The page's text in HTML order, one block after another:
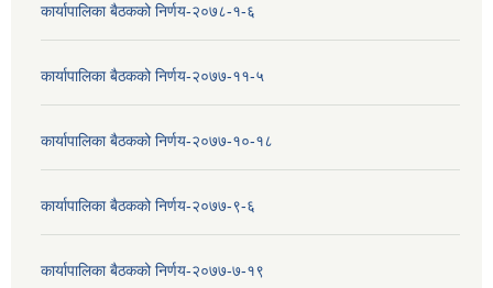
कार्यापालिका बैठकको निर्णय-२०७८-१-६
कार्यापालिका बैठकको निर्णय-२०७७-११-५
कार्यापालिका बैठकको निर्णय-२०७७-१०-१८
कार्यापालिका बैठकको निर्णय-२०७७-९-६
कार्यापालिका बैठकको निर्णय-२०७७-७-१९